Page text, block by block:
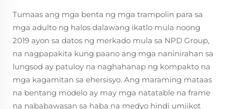
Tumaas ang mga benta ng mga trampolin para sa
mga adulto ng halos dalawang ikatlo mula noong
2019 ayon sa datos ng merkado mula sa NPD Group,
na nagpapakita kung paano ang mga naninirahan sa
lungsod ay patuloy na naghahanap ng kompakto na
mga kagamitan sa ehersisyo. Ang maraming mataas
na bentang modelo ay may mga natatable na frame
na nababawasan sa haba na medyo hindi umiikot